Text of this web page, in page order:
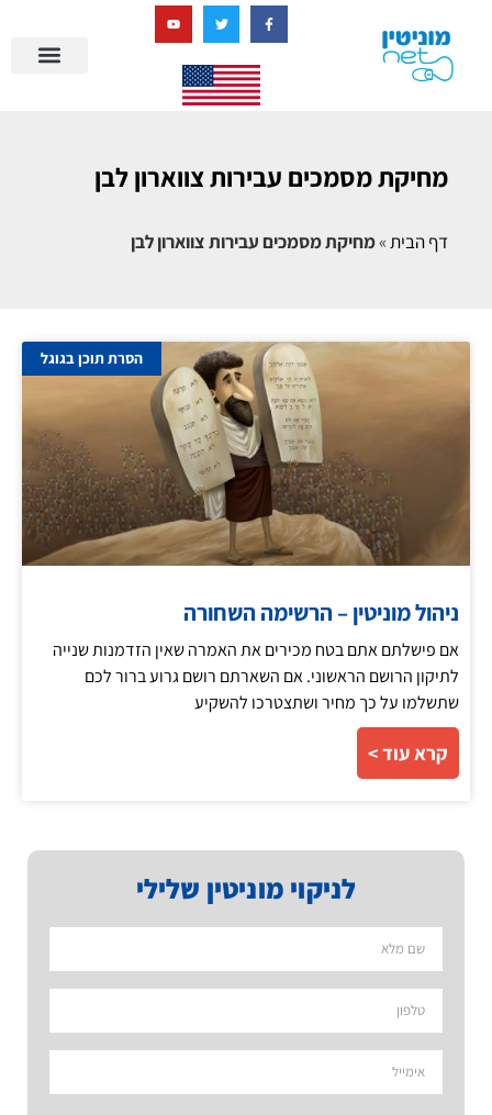
מחיקת מסמכים עבירות צווארון לבן
דף הבית»מחיקת מסמכים עבירות צווארון לבן
לניקוי מוניטין שלילי
הסרת תוכן בגוגל
ניהול מוניטין – הרשימה השחורה
אם פישלתם אתם בטח מכירים את האמרה שאין הזדמנות שנייה
לתיקון הרושם הראשוני. אם השארתם רושם גרוע ברור לכם
שתשלמו על כך מחיר ושתצטרכו להשקיע
קרא עוד >